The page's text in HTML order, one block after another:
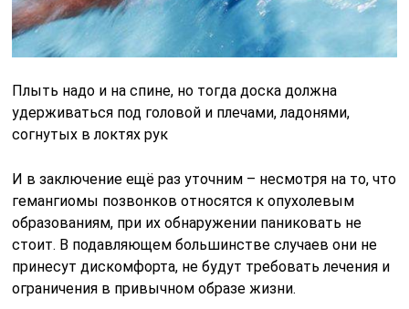
Плыть надо и на спине, но тогда доска должна
удерживаться под головой и плечами, ладонями,
согнутых в локтях рук
И в заключение ещё раз уточним – несмотря на то, что
гемангиомы позвонков относятся к опухолевым
образованиям, при их обнаружении паниковать не
стоит. В подавляющем большинстве случаев они не
принесут дискомфорта, не будут требовать лечения и
ограничения в привычном образе жизни.